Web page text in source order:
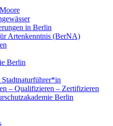
in Berlin
Artenkenntnis (BerNA)
Berlin
– Qualifizieren – Zertifizieren
Berlin